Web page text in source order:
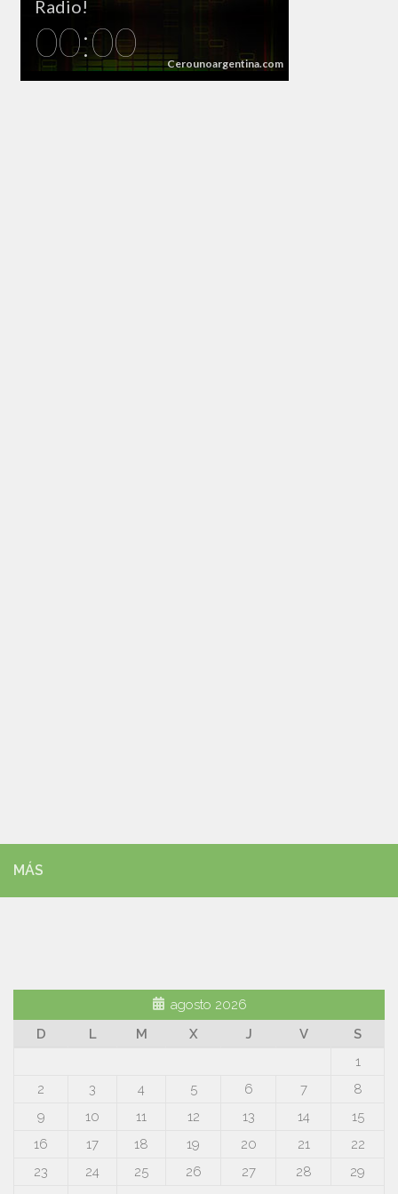
MÁS
agosto 2026
D
L M X J V
S
1
2
3 4 5 6 7
8
9
10 11 12 13 14
15
16
17 18 19 20 21
22
23
24 25 26 27 28
29